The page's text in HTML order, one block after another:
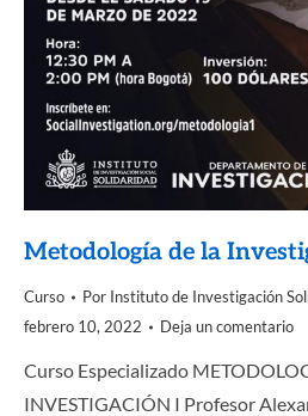
Metodología de la
Curso Por Instituto de Investigación
febrero 10, 2022
Deja un comentario
Curso Especializado
INVESTIGACIÓN I Profesor